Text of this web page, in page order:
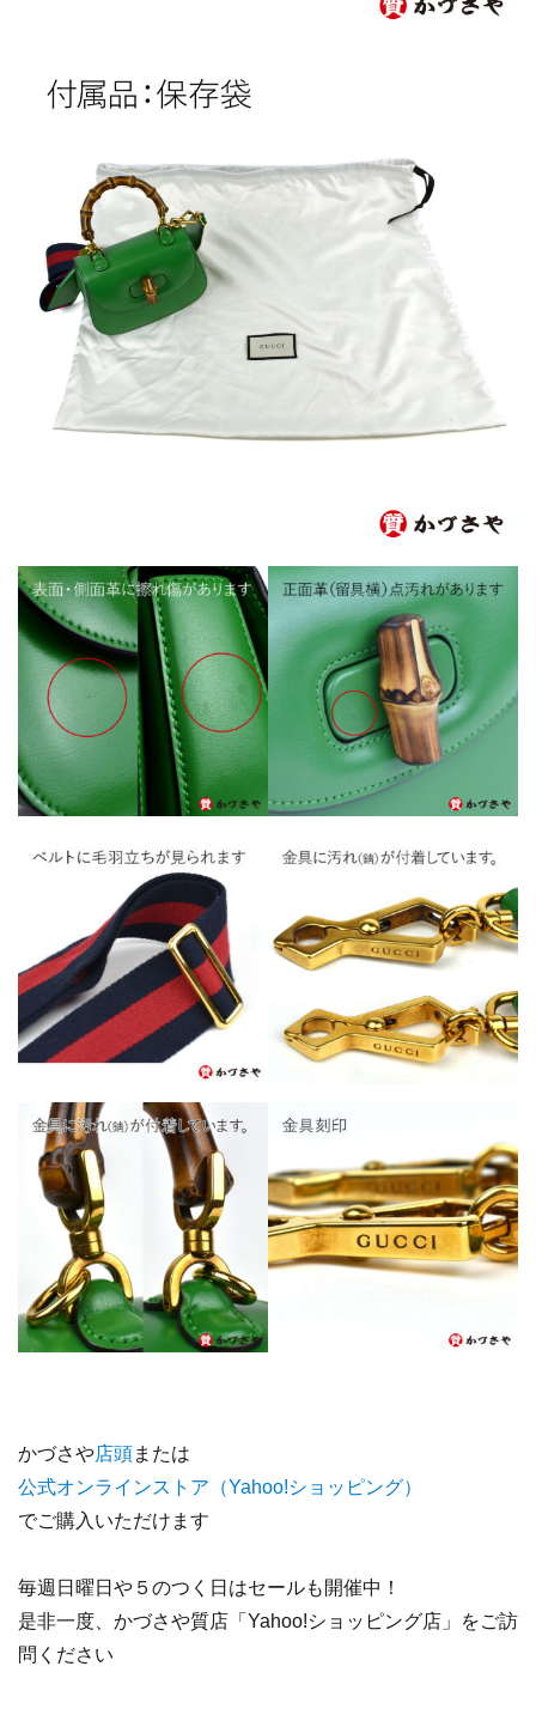
かづさや店頭または
公式オンラインストア（Yahoo!ショッピング）
でご購入いただけます
毎週日曜日や５のつく日はセールも開催中！
是非一度、かづさや質店「Yahoo!ショッピング店」をご訪
問ください